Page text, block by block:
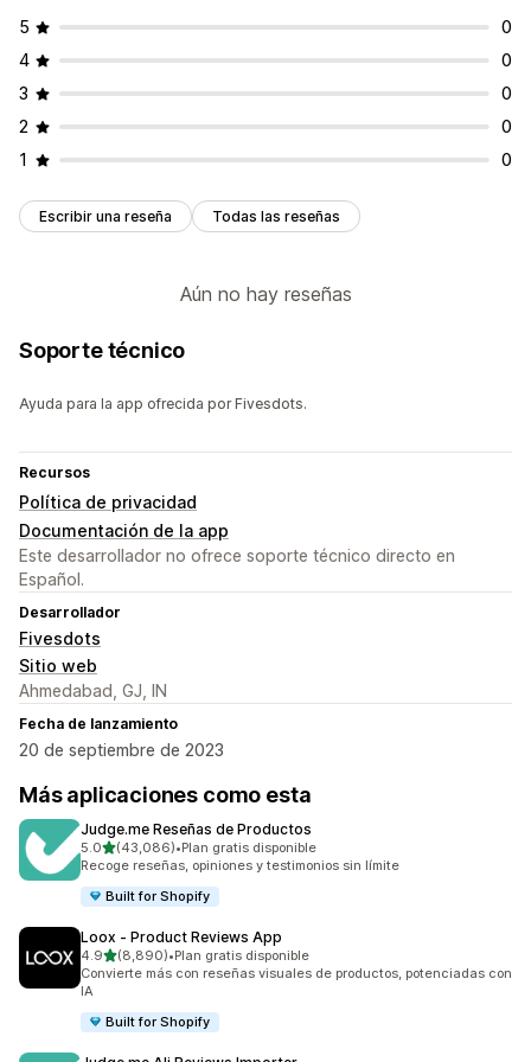
5
0
4
0
3
0
2
0
1
0
Escribir una reseña Todas las reseñas
Aún no hay reseñas
Soporte técnico
Ayuda para la app ofrecida por Fivesdots.
Recursos
Política de privacidad
Documentación de la app
Este desarrollador no ofrece soporte técnico directo en
Español.
Desarrollador
Fivesdots
Sitio web
Ahmedabad, GJ, IN
Fecha de lanzamiento
20 de septiembre de 2023
Más aplicaciones como esta
Judge.me Reseñas de Productos
5.0de 5 estrellas
(43,086)
43086 reseñas en total
•Plan gratis disponible
Recoge reseñas, opiniones y testimonios sin límite
Built for Shopify
Loox ‑ Product Reviews App
4.9de 5 estrellas
(8,890)
8890 reseñas en total
•Plan gratis disponible
Convierte más con reseñas visuales de productos, potenciadas con
IA
Built for Shopify